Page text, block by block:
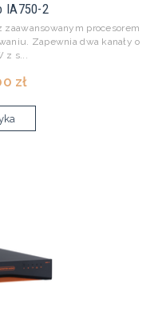
IA750-2
procesorem
Zapewnia dwa kanały o
z s...
zł